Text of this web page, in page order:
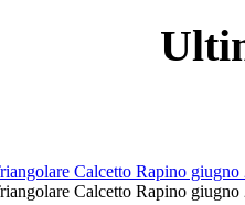
Calcetto Rapino giugno
Calcetto Rapino giugno